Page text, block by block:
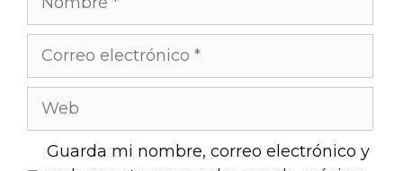
Guarda mi nombre, correo electrónico y